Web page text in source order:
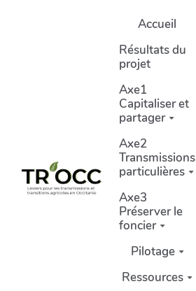
Aller au contenu principalAccueil
Résultats du
projet
Axe1
Capitaliser et
partager
Axe2
Transmissions
particulières
Axe3
Préserver le
foncier
Pilotage
Ressources